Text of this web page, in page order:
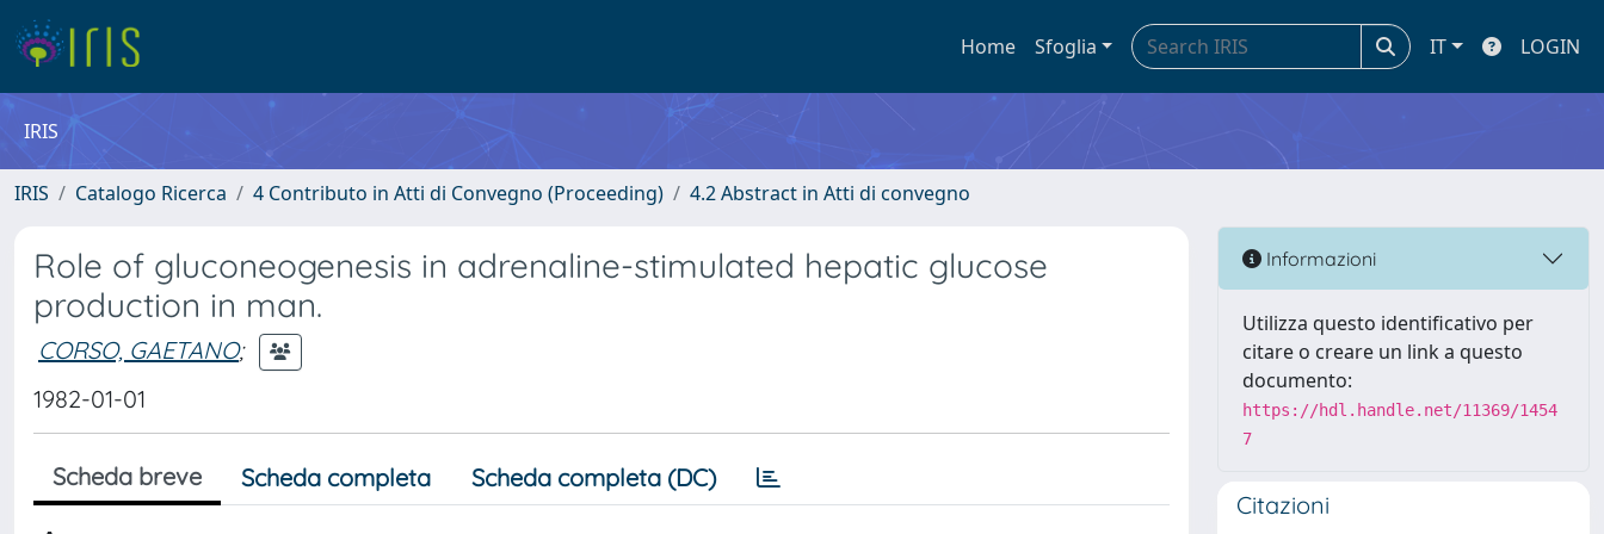
Home Sfoglia IT LOGIN
IRIS
IRIS Catalogo Ricerca 4 Contributo in Atti di Convegno (Proceeding) 4.2 Abstract in Atti di convegno
Role of gluconeogenesis in adrenaline-stimulated hepatic glucose
production in man.
CORSO, GAETANO;
1982-01-01
Scheda breve Scheda completa Scheda completa (DC)
Informazioni
Utilizza questo identificativo per
citare o creare un link a questo
documento:
https://hdl.handle.net/11369/1454
7
Citazioni